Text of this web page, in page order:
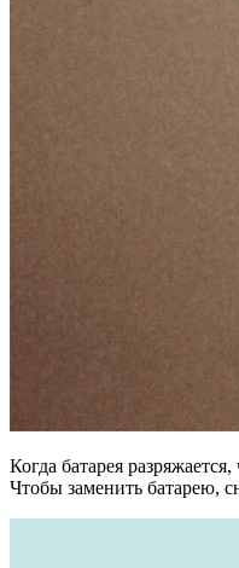
Когда батарея
Чтобы заменить батарею,